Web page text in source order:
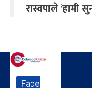
रास्वपाले ‘हामी
Face